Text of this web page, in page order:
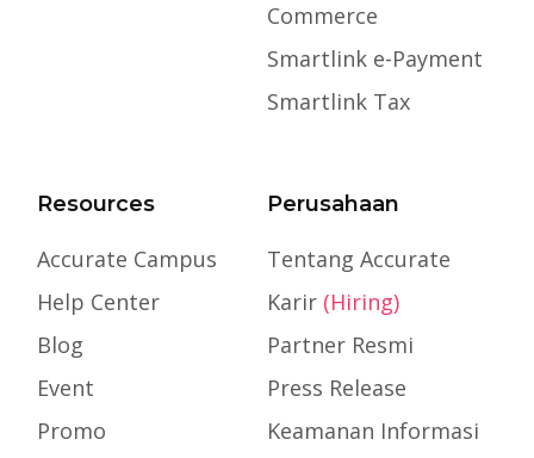
Commerce
Smartlink e-Payment
Smartlink Tax
Resources
Accurate Campus
Help Center
Blog
Event
Promo
Perusahaan
Tentang Accurate
Karir (Hiring)
Partner Resmi
Press Release
Keamanan Informasi